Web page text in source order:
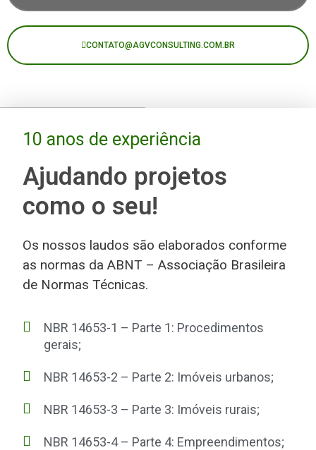
CONTATO@AGVCONSULTING.COM.BR
10 anos de experiência
Ajudando projetos
como o seu!
Os nossos laudos são elaborados conforme
as normas da ABNT – Associação Brasileira
de Normas Técnicas.
NBR 14653-1 – Parte 1: Procedimentos
gerais;
NBR 14653-2 – Parte 2: Imóveis urbanos;
NBR 14653-3 – Parte 3: Imóveis rurais;
NBR 14653-4 – Parte 4: Empreendimentos;